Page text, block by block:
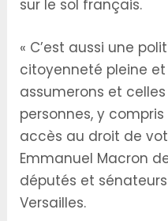
sur le sol français.
« C’est aussi une
citoyenneté pleine
assumerons et
personnes, y
accès au droit de
Emmanuel Macron
députés et
Versailles.